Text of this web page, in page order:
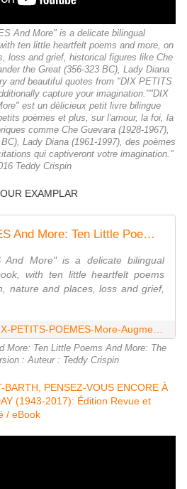
And More" is a delicate bilingual
ten little heartfelt poems and more, on
loss and grief, historical figures like Che
the Great (356-323 BC), Lady Diana
and beautiful quotes from "DIX PETITS
capture your imagination.""DIX
est un délicieux petit livre bilingue
poèmes et plus, sur l'amour, la foi, la
comme Che Guevara (1928-1967),
Lady Diana (1961-1997), des poèmes
qui captiveront votre imagination."
Teddy Crispin
EXAMPLAR
DIX PETITS POEMES And More: Ten Little Poems And More: The Augmented Version
And More" is a delicate bilingual
with ten little heartfelt poems
nature and places, loss and grief,
More: Ten Little Poems And More: The
: Auteur : Teddy Crispin
PENSEZ-VOUS ENCORE À
(1943-2017): Édition Revue et
/ eBook